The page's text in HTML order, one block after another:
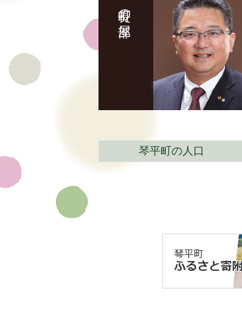
町長の部屋
琴平町の人口